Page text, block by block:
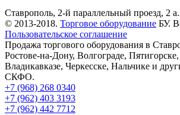
Ставрополь, 2-й параллельный проезд, 2 a.
© 2013-2018. Торговое оборудование БУ.
Пользовательское соглашение
Продажа торгового оборудования в
Ростове-на-Дону, Волгограде,
Владикавказе, Черкесске, Нальчике и
СКФО.
+7 (968) 268 0340
+7 (962) 403 3193
+7 (962) 442 7712